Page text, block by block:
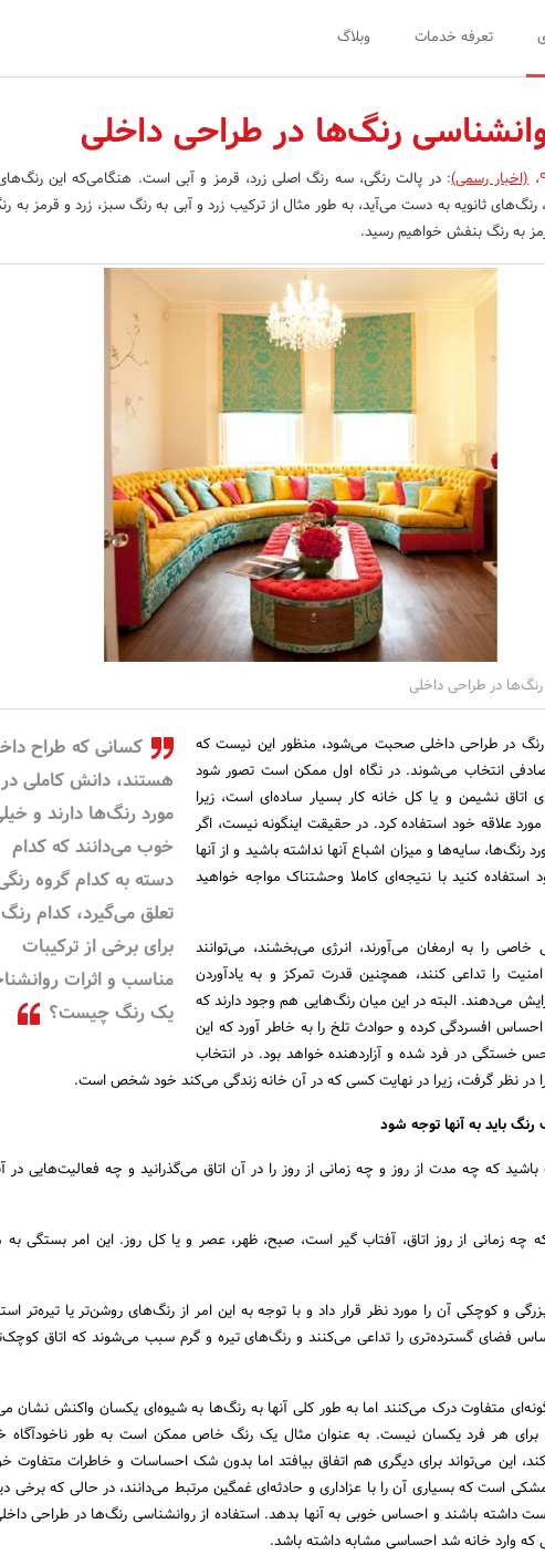
تعرفه خدمات وبلاگ
رنگ‌ها در طراحی داخلی
،(اخبار رسمی):در پالت رنگی، سه رنگ اصلی زرد، قرمز و آبی است. هنگامی‌که این
ثانویه به دست می‌آید، به طور مثال از ترکیب زرد و آبی به رنگ سبز، زرد و قرمز به
به رنگ بنفش خواهیم رسید.
رنگ‌ها در طراحی داخلی
کسانی که طراح
هستند، دانش کاملی در
مورد رنگ‌ها دارند و
خوب می‌دانند که کدام
دسته به کدام گروه
تعلق می‌گیرد، کدام رنگ
برای برخی از ترکیبات
مناسب و اثرات
یک رنگ چیست؟
رنگ در طراحی داخلی صحبت می‌شود، منظور این نیست که
انتخاب می‌شوند. در نگاه اول ممکن است تصور شود
اتاق نشیمن و یا کل خانه کار بسیار ساده‌ای است، زیرا
علاقه خود استفاده کرد. در حقیقت اینگونه نیست، اگر
رنگ‌ها، سایه‌ها و میزان اشباع آنها نداشته باشید و از آنها
استفاده کنید با نتیجه‌ای کاملا وحشتناک مواجه خواهید
را به ارمغان می‌آورند، انرژی می‌بخشند، می‌توانند
را تداعی کنند، همچنین قدرت تمرکز و به یادآوردن
می‌دهند. البته در این میان رنگ‌هایی هم وجود دارند که
افسردگی کرده و حوادث تلخ را به خاطر آورد که این
خستگی در فرد شده و آزاردهنده خواهد بود. در انتخاب
را در نظر گرفت، زیرا در نهایت کسی که در آن خانه زندگی می‌کند خود شخص است.
رنگ باید به آنها توجه شود
که چه مدت از روز و چه زمانی از روز را در آن اتاق می‌گذرانید و چه فعالیت‌هایی در
چه زمانی از روز اتاق، آفتاب گیر است، صبح، ظهر، عصر و یا کل روز. این امر بستگی به
و کوچکی آن را مورد نظر قرار داد و با توجه به این امر از رنگ‌های روشن‌تر یا تیره‌تر
فضای گسترده‌تری را تداعی می‌کنند و رنگ‌های تیره و گرم سبب می‌شوند که اتاق
متفاوت درک می‌کنند اما به طور کلی آنها به رنگ‌ها به شیوه‌ای یکسان واکنش نشان
برای هر فرد یکسان نیست. به عنوان مثال یک رنگ خاص ممکن است به طور ناخودآگاه
این می‌تواند برای دیگری هم اتفاق بیافتد اما بدون شک احساسات و خاطرات متفاوت
است که بسیاری آن را با عزاداری و حادثه‌ای غمگین مرتبط می‌دانند، در حالی که برخی
داشته باشند و احساس خوبی به آنها بدهد. استفاده از روانشناسی رنگ‌ها در طراحی
وارد خانه شد احساسی مشابه داشته باشد.